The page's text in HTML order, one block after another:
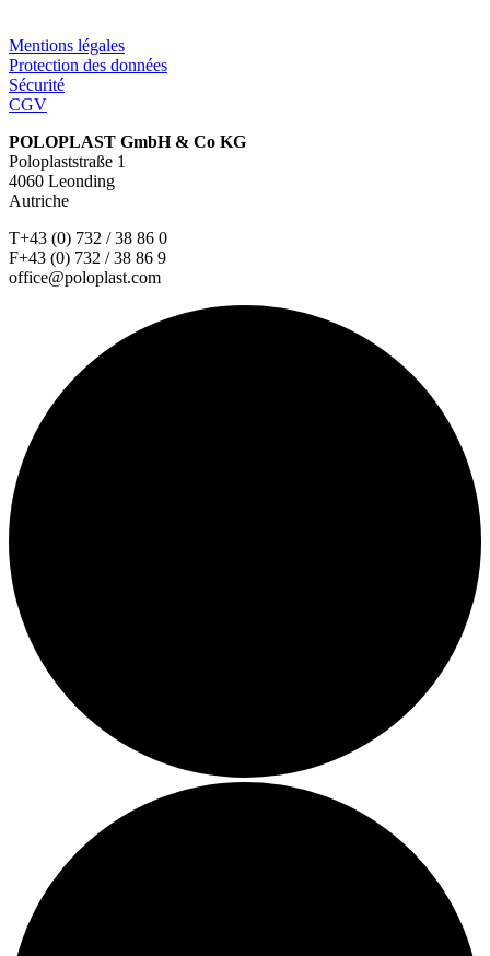
Mentions légales
Protection des données
Sécurité
CGV
POLOPLAST GmbH & Co KG
Poloplaststraße 1
4060 Leonding
Autriche
T+43 (0) 732 / 38 86 0
F+43 (0) 732 / 38 86 9
office@poloplast.com